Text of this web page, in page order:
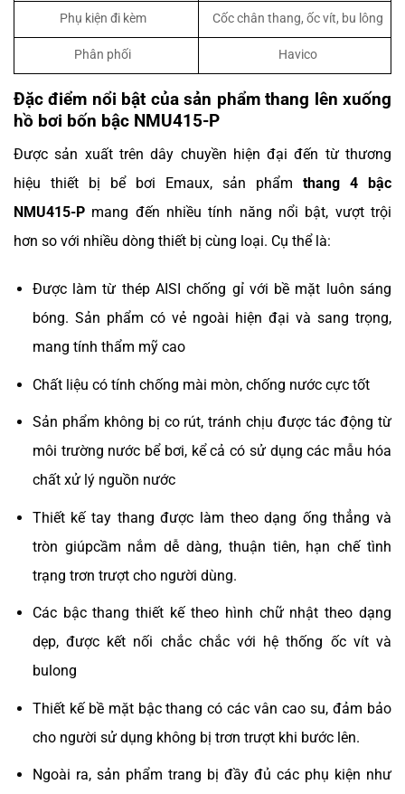
Phụ kiện đi kèm Cốc chân thang, ốc vít, bu lông
Phân phối Havico
Đặc điểm nổi bật của sản phẩm thang lên xuống
hồ bơi bốn bậc NMU415-P
Được sản xuất trên dây chuyền hiện đại đến từ thương
hiệu thiết bị bể bơi Emaux, sản phẩm thang 4 bậc
NMU415-P mang đến nhiều tính năng nổi bật, vượt trội
hơn so với nhiều dòng thiết bị cùng loại. Cụ thể là:
Được làm từ thép AISI chống gỉ với bề mặt luôn sáng
bóng. Sản phẩm có vẻ ngoài hiện đại và sang trọng,
mang tính thẩm mỹ cao
Chất liệu có tính chống mài mòn, chống nước cực tốt
Sản phẩm không bị co rút, tránh chịu được tác động từ
môi trường nước bể bơi, kể cả có sử dụng các mẫu hóa
chất xử lý nguồn nước
Thiết kế tay thang được làm theo dạng ống thẳng và
tròn giúpcầm nắm dễ dàng, thuận tiên, hạn chế tình
trạng trơn trượt cho người dùng.
Các bậc thang thiết kế theo hình chữ nhật theo dạng
dẹp, được kết nối chắc chắc với hệ thống ốc vít và
bulong
Thiết kế bề mặt bậc thang có các vân cao su, đảm bảo
cho người sử dụng không bị trơn trượt khi bước lên.
Ngoài ra, sản phẩm trang bị đầy đủ các phụ kiện như